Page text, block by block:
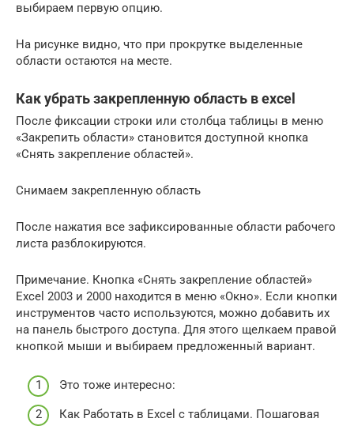
выбираем первую опцию.
На рисунке видно, что при прокрутке выделенные
области остаются на месте.
Как убрать закрепленную область в excel
После фиксации строки или столбца таблицы в меню
«Закрепить области» становится доступной кнопка
«Снять закрепление областей».
Снимаем закрепленную область
После нажатия все зафиксированные области рабочего
листа разблокируются.
Примечание. Кнопка «Снять закрепление областей»
Excel 2003 и 2000 находится в меню «Окно». Если кнопки
инструментов часто используются, можно добавить их
на панель быстрого доступа. Для этого щелкаем правой
кнопкой мыши и выбираем предложенный вариант.
Это тоже интересно:
Как Работать в Excel с таблицами. Пошаговая